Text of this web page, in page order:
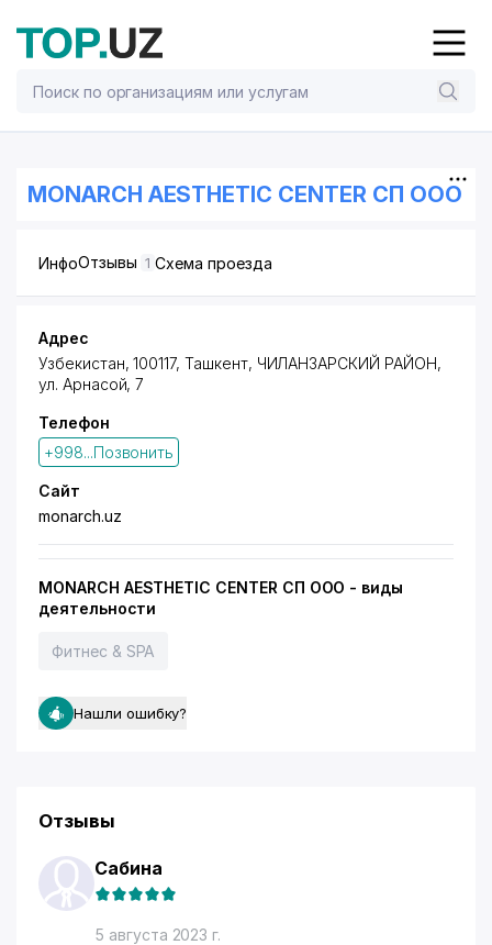
MONARCH AESTHETIC CENTER СП ООО
ИнфоОтзывы 1 Схема проезда
Адрес
Узбекистан, 100117, Ташкент, ЧИЛАНЗАРСКИЙ РАЙОН,
ул. Арнасой, 7
Телефон
+998...Позвонить
Сайт
monarch.uz
MONARCH AESTHETIC CENTER СП ООО - виды
деятельности
Фитнес & SPA
Нашли ошибку?
Отзывы
Сабина
5 августа 2023 г.